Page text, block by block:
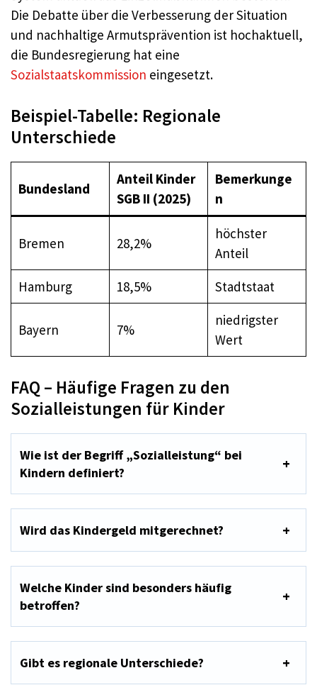
Die Debatte über die Verbesserung der Situation
und nachhaltige Armutsprävention ist hochaktuell,
die Bundesregierung hat eine
Sozialstaatskommission eingesetzt.
Beispiel-Tabelle: Regionale
Unterschiede
Bundesland
Anteil Kinder
SGB II (2025)
Bemerkunge
n
Bremen 28,2%
höchster
Anteil
Hamburg
18,5% Stadtstaat
Bayern 7%
niedrigster
Wert
FAQ – Häufige Fragen zu den
Sozialleistungen für Kinder
Wie ist der Begriff „Sozialleistung“ bei
Kindern definiert?
Wird das Kindergeld mitgerechnet?
Welche Kinder sind besonders häufig
betroffen?
Gibt es regionale Unterschiede?